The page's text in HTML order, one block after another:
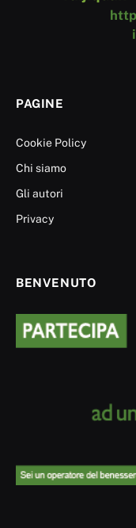
PAGINE
Cookie Policy
Chi siamo
Gli autori
Privacy
BENVENUTO